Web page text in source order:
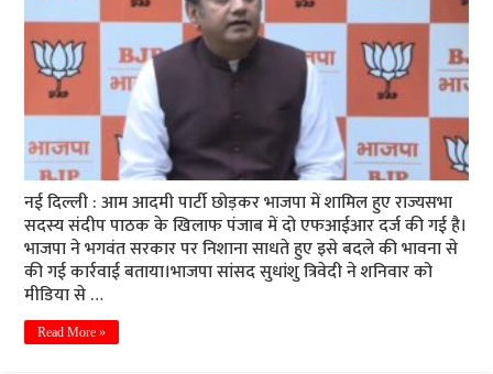
नई दिल्ली : आम आदमी पार्टी छोड़कर भाजपा में शामिल हुए राज्यसभा
सदस्य संदीप पाठक के खिलाफ पंजाब में दो एफआईआर दर्ज की गई है।
भाजपा ने भगवंत सरकार पर निशाना साधते हुए इसे बदले की भावना से
की गई कार्रवाई बताया।भाजपा सांसद सुधांशु त्रिवेदी ने शनिवार को
मीडिया से …
Read More »